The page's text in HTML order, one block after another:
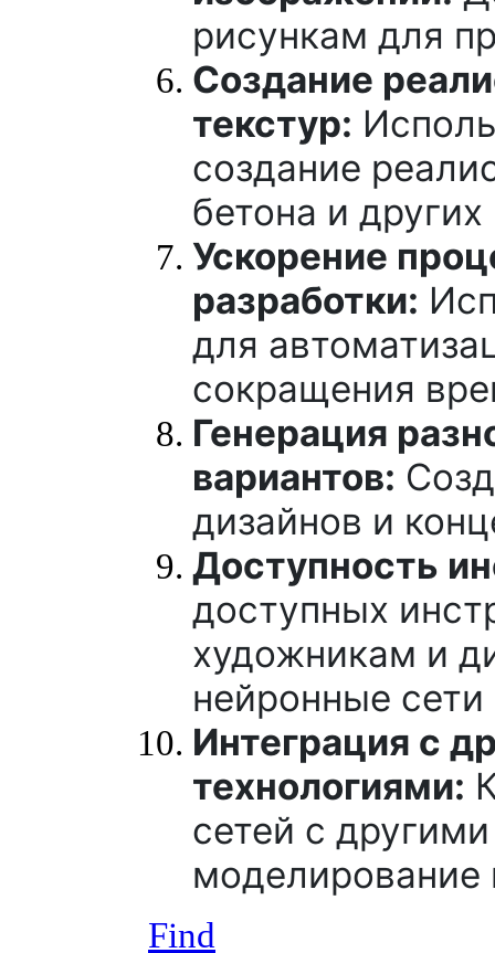
рисункам для
Создание
текстур:
создание
бетона и
Ускорение
разработки:
для
сокращения
Генерация
вариантов:
дизайнов и
Доступность
доступных
художникам и
нейронные
Интеграция с
технологиями:
сетей с
моделирование
Find